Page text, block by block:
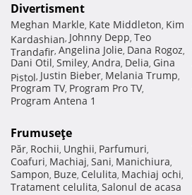
Divertisment
Meghan Markle, Kate Middleton, Kim
Kardashian, Johnny Depp, Teo
Trandafir, Angelina Jolie, Dana Rogoz,
Dani Otil, Smiley, Andra, Delia, Gina
Pistol, Justin Bieber, Melania Trump,
Program TV, Program Pro TV,
Program Antena 1
Frumuseţe
Păr, Rochii, Unghii, Parfumuri,
Coafuri, Machiaj, Sani, Manichiura,
Sampon, Buze, Celulita, Machiaj ochi,
Tratament celulita, Salonul de acasa